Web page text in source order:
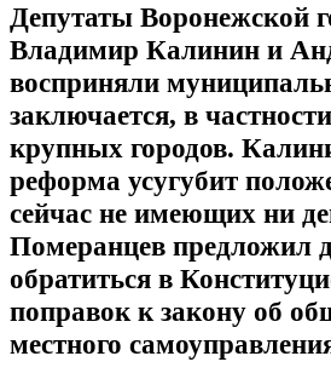
Депутаты Воронежской
Владимир Калинин и
восприняли
заключается, в
крупных городов.
реформа усугубит
сейчас не имеющих ни
Померанцев предложил
обратиться в
поправок к закону об
местного